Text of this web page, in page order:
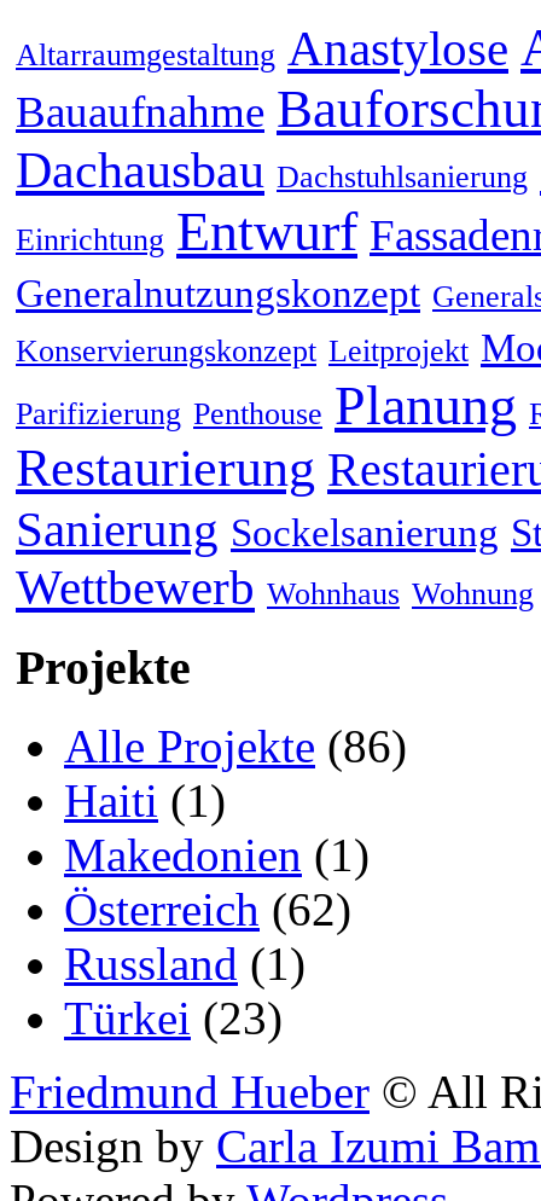
Altarraumgestaltung Anastylose
Bauaufnahme
Dachausbau Dachstuhlsanierung
Einrichtung Entwurf
Generalnutzungskonzept
Konservierungskonzept Leitprojekt
Parifizierung Penthouse Planung
Restaurierung
Sanierung Sockelsanierung
Wettbewerb Wohnhaus Wohnung
Projekte
Alle Projekte (86)
Haiti (1)
Makedonien (1)
Österreich (62)
Russland (1)
Türkei (23)
Friedmund Hueber © All
Design by Carla Izumi